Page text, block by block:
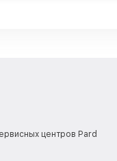
центров Pard